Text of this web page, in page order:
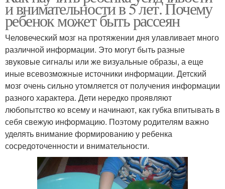
и внимательности в 5 лет. Почему
ребенок может быть рассеян
Человеческий мозг на протяжении дня улавливает много
различной информации. Это могут быть разные
звуковые сигналы или же визуальные образы, а еще
иные всевозможные источники информации. Детский
мозг очень сильно утомляется от получения информации
разного характера. Дети нередко проявляют
любопытство ко всему и начинают, как губка впитывать в
себя свежую информацию. Поэтому родителям важно
уделять внимание формированию у ребенка
сосредоточенности и внимательности.